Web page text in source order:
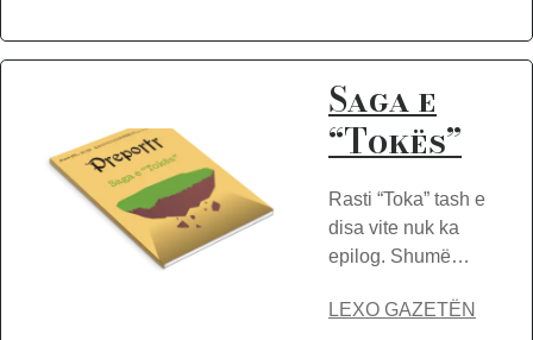
Saga e
“Tokës”
Rasti “Toka” tash e
disa vite nuk ka
epilog. Shumë…
LEXO GAZETËN